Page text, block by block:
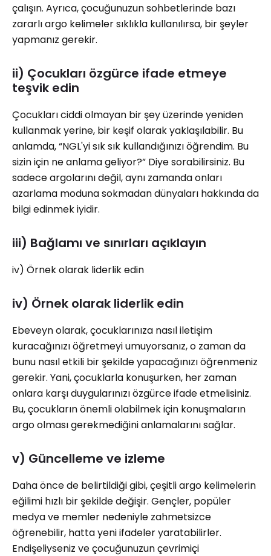
çalışın. Ayrıca, çocuğunuzun sohbetlerinde bazı
zararlı argo kelimeler sıklıkla kullanılırsa, bir şeyler
yapmanız gerekir.
ii) Çocukları özgürce ifade etmeye
teşvik edin
Çocukları ciddi olmayan bir şey üzerinde yeniden
kullanmak yerine, bir keşif olarak yaklaşılabilir. Bu
anlamda, “NGL'yi sık sık kullandığınızı öğrendim. Bu
sizin için ne anlama geliyor?” Diye sorabilirsiniz. Bu
sadece argolarını değil, aynı zamanda onları
azarlama moduna sokmadan dünyaları hakkında da
bilgi edinmek iyidir.
iii) Bağlamı ve sınırları açıklayın
iv) Örnek olarak liderlik edin
iv) Örnek olarak liderlik edin
Ebeveyn olarak, çocuklarınıza nasıl iletişim
kuracağınızı öğretmeyi umuyorsanız, o zaman da
bunu nasıl etkili bir şekilde yapacağınızı öğrenmeniz
gerekir. Yani, çocuklarla konuşurken, her zaman
onlara karşı duygularınızı özgürce ifade etmelisiniz.
Bu, çocukların önemli olabilmek için konuşmaların
argo olması gerekmediğini anlamalarını sağlar.
v) Güncelleme ve izleme
Daha önce de belirtildiği gibi, çeşitli argo kelimelerin
eğilimi hızlı bir şekilde değişir. Gençler, popüler
medya ve memler nedeniyle zahmetsizce
öğrenebilir, hatta yeni ifadeler yaratabilirler.
Endişeliyseniz ve çocuğunuzun çevrimiçi